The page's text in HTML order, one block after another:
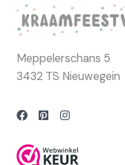
Meppelerschans 5
3432 TS Nieuwegein